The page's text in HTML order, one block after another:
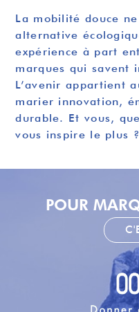
La mobilité douce
alternative
expérience à part
marques qui savent
L’avenir appartient
marier innovation,
durable. Et vous,
vous inspire le plus ?
POUR